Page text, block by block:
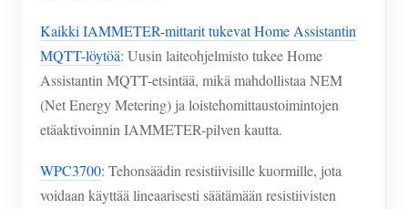
Kaikki IAMMETER-mittarit tukevat Home Assistantin
MQTT-löytöä: Uusin laiteohjelmisto tukee Home
Assistantin MQTT-etsintää, mikä mahdollistaa NEM
(Net Energy Metering) ja loistehomittaustoimintojen
etäaktivoinnin IAMMETER-pilven kautta.
WPC3700: Tehonsäädin resistiivisille kuormille, jota
voidaan käyttää lineaarisesti säätämään resistiivisten